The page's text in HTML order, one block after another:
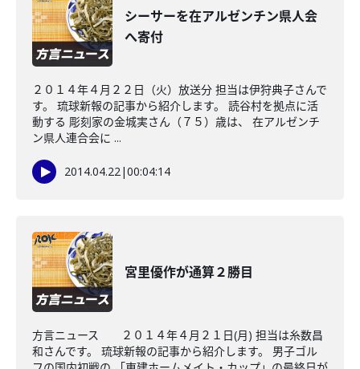
シーサーを在アルゼンチン県人会
へ寄付
２０１４年４月２２日（火）放送分 担当は伊狩典子さんで
す。 琉球新報の記事から紹介します。 読谷村を拠点に活
動する 彫刻家の金城実さん（７５）歳は、 在アルゼンチ
ン県人連合会に ...
2014.04.22|00:04:14
宮里優作が通算２勝目
方言ニュース ２０１４年４月２１日(月) 担当は糸数昌
和さんです。 琉球新報の記事から紹介します。 男子ゴル